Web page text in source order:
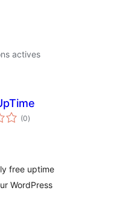
actives
(0notes
en
)
free uptime
WordPress